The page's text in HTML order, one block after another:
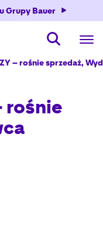
Grupy Bauer
– rośnie sprzedaż,
rośnie